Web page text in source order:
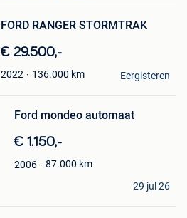
FORD RANGER STORMTRAK
€ 29.500,-
2022 136.000 km Eergisteren
Ford mondeo automaat
€ 1.150,-
2006 87.000 km
29 jul 26